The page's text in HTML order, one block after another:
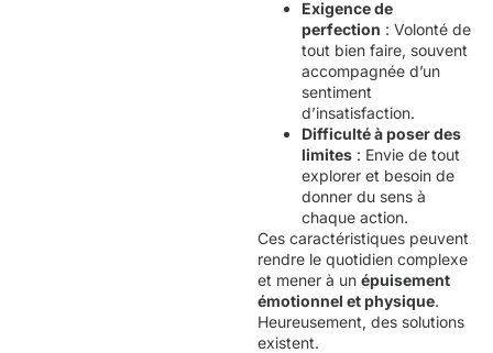
Exigence de
perfection : Volonté de
tout bien faire, souvent
accompagnée d’un
sentiment
d’insatisfaction.
Difficulté à poser des
limites : Envie de tout
explorer et besoin de
donner du sens à
chaque action.
Ces caractéristiques peuvent
rendre le quotidien complexe
et mener à un épuisement
émotionnel et physique.
Heureusement, des solutions
existent.